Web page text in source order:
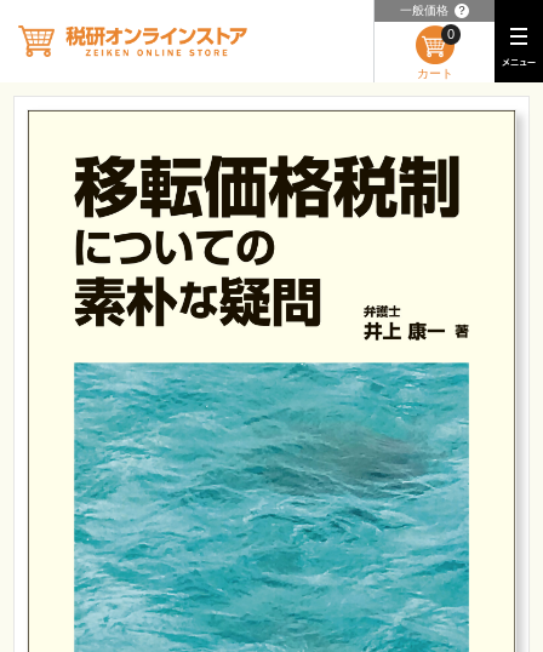
一般価格 ？
カート
0